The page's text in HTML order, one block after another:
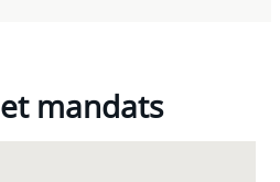
mandats